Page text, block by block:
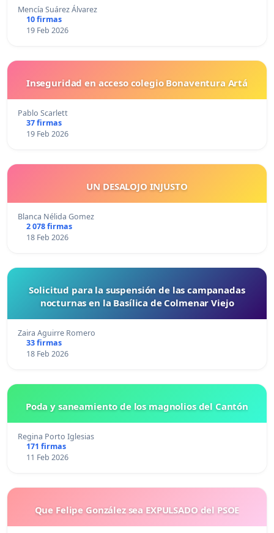
Mencía Suárez Álvarez
10 firmas
19 Feb 2026
Inseguridad en acceso colegio Bonaventura Artá
Pablo Scarlett
37 firmas
19 Feb 2026
UN DESALOJO INJUSTO
Blanca Nélida Gomez
2 078 firmas
18 Feb 2026
Solicitud para la suspensión de las campanadas
nocturnas en la Basílica de Colmenar Viejo
Zaira Aguirre Romero
33 firmas
18 Feb 2026
Poda y saneamiento de los magnolios del Cantón
Regina Porto Iglesias
171 firmas
11 Feb 2026
Que Felipe González sea EXPULSADO del PSOE